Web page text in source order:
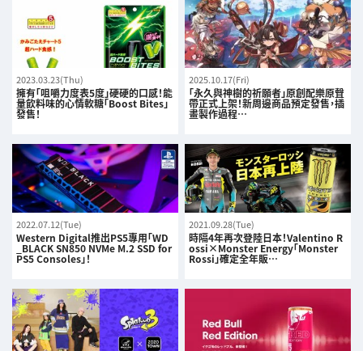
2023.03.23(Thu)
擁有「咀嚼力度表5度」硬硬的口感！能
量飲料味的心情軟糖「Boost Bites」
發售！
2025.10.17(Fri)
「永久與神樹的祈願者」原創配樂原聲
帶正式上架！新周邊商品預定發售，插
畫製作過程…
2022.07.12(Tue)
Western Digital推出PS5專用「WD
_BLACK SN850 NVMe M.2 SSD for
PS5 Consoles」！
2021.09.28(Tue)
時隔4年再次登陸日本！Valentino R
ossi×Monster Energy「Monster
Rossi」確定全年販…